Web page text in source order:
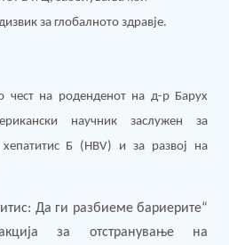
за глобалното здравје.
чест на роденденот на д-р Барух
научник заслужен за
Б (HBV) и за развој на
Да ги разбиеме бариерите“
за отстранување на